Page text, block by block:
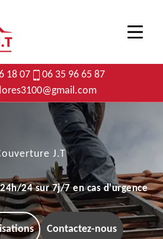
18 07
06 35 96 65 87
J.T
24 sur 7j/7 en cas d'urgence
Contactez-nous